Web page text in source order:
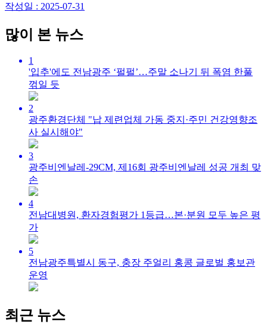
작성일 : 2025-07-31
많이 본 뉴스
1
'입추'에도 전남광주 ‘펄펄’…주말 소나기 뒤 폭염 한풀
꺾일 듯
2
광주환경단체 "납 제련업체 가동 중지·주민 건강영향조
사 실시해야"
3
광주비엔날레-29CM, 제16회 광주비엔날레 성공 개최 맞
손
4
전남대병원, 환자경험평가 1등급…본·분원 모두 높은 평
가
5
전남광주특별시 동구, 충장 주얼리 홍콩 글로벌 홍보관
운영
최근 뉴스